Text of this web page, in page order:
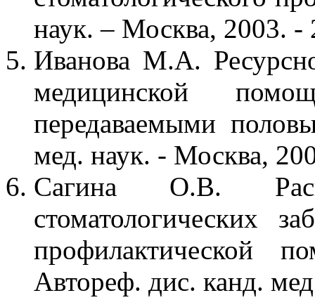
наук. – Москва, 2003. -
Иванова М.А.
медицинской
передаваемыми
мед. наук. - Москва,
Сагина О.В.
стоматологических
профилактической
Автореф. дис. канд.